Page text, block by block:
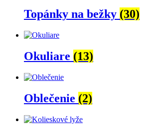
Topánky na bežky (30)
Okuliare (13)
Oblečenie (2)